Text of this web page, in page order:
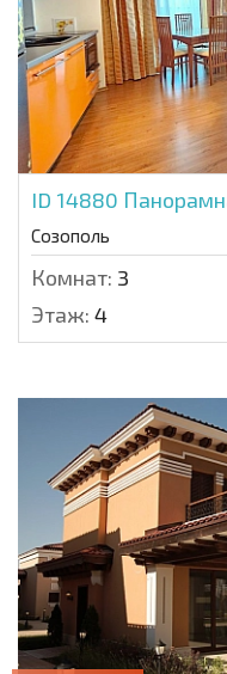
ID 14880
Созополь
Комнат: 3
Этаж: 4